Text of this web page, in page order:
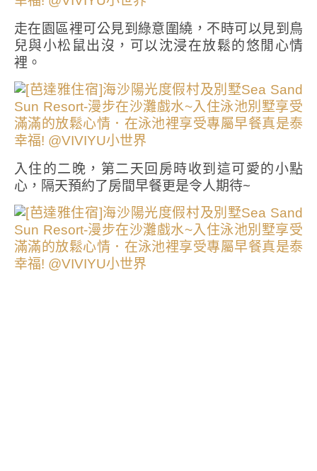
走在園區裡可公見到綠意圍繞，不時可以見到鳥
兒與小松鼠出沒，可以沈浸在放鬆的悠閒心情
裡。
入住的二晚，第二天回房時收到這可愛的小點
心，隔天預約了房間早餐更是令人期待~